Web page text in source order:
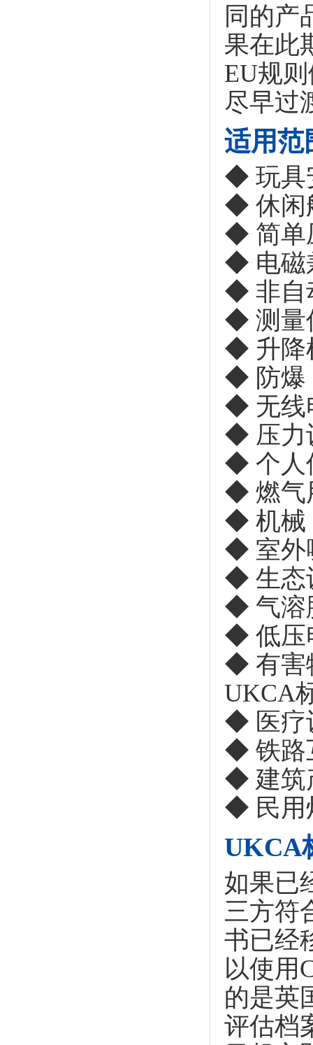
同的产
果在此
EU规
尽早过
适用范
◆ 玩具
◆ 休闲
◆ 简单
◆ 电磁
◆ 非自
◆ 测量
◆ 升降
◆ 防爆
◆ 无线
◆ 压力
◆ 个人
◆ 燃气
◆ 机械
◆ 室外
◆ 生态
◆ 气溶
◆ 低压
◆ 有害
UKCA
◆ 医疗
◆ 铁路
◆ 建筑
◆ 民用
UKCA
如果已
三方符
书已经
以使用
的是英
评估档